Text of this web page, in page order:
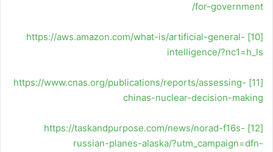
for-government/
[10]
https://aws.amazon.com/what-is/artificial-general-
intelligence/?nc1=h_ls
[11]
https://www.cnas.org/publications/reports/assessing-
chinas-nuclear-decision-making
[12]
https://taskandpurpose.com/news/norad-f16s-
russian-planes-alaska/?utm_campaign=dfn-